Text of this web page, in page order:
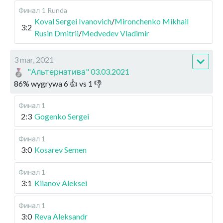
Финал 1 Runda
3:2
Koval Sergei Ivanovich/Mironchenko Mikhail
Rusin Dmitrii/Medvedev Vladimir
3 mar, 2021
"Альтернатива" 03.03.2021
86% wygrywa6 👍 vs 1 👎
Финал 1
2:3 Gogenko Sergei
Финал 1
3:0 Kosarev Semen
Финал 1
3:1 Kiianov Aleksei
Финал 1
3:0 Reva Aleksandr